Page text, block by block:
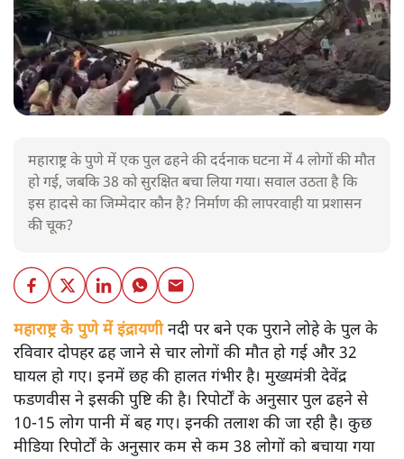
महाराष्ट्र के पुणे में एक पुल ढहने की दर्दनाक घटना में 4 लोगों की मौत
हो गई, जबकि 38 को सुरक्षित बचा लिया गया। सवाल उठता है कि
इस हादसे का जिम्मेदार कौन है? निर्माण की लापरवाही या प्रशासन
की चूक?
महाराष्ट्र के पुणे में इंद्रायणीनदी पर बने एक पुराने लोहे के पुल के
रविवार दोपहर ढह जाने से चार लोगों की मौत हो गई और 32
घायल हो गए। इनमें छह की हालत गंभीर है। मुख्यमंत्री देवेंद्र
फडणवीस ने इसकी पुष्टि की है। रिपोर्टों के अनुसार पुल ढहने से
10-15 लोग पानी में बह गए। इनकी तलाश की जा रही है। कुछ
मीडिया रिपोर्टों के अनुसार कम से कम 38 लोगों को बचाया गया